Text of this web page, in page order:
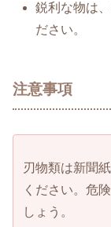
鋭利な物は
ださい。
注意事項
刃物類は新聞
ください。危
しょう。